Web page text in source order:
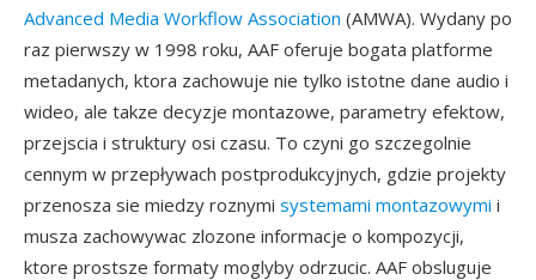
Advanced Media Workflow Association (AMWA). Wydany po
raz pierwszy w 1998 roku, AAF oferuje bogata platforme
metadanych, ktora zachowuje nie tylko istotne dane audio i
wideo, ale takze decyzje montazowe, parametry efektow,
przejscia i struktury osi czasu. To czyni go szczegolnie
cennym w przepływach postprodukcyjnych, gdzie projekty
przenosza sie miedzy roznymi systemami montazowymi i
musza zachowywac zlozone informacje o kompozycji,
ktore prostsze formaty moglyby odrzucic. AAF obsluguje